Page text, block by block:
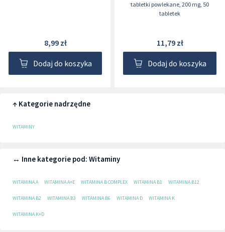
8,99 zł
Dodaj do koszyka
tabletki powlekane, 200 mg, 50
tabletek
11,79 zł
Dodaj do koszyka
↑ Kategorie nadrzędne
WITAMINY
↔ Inne kategorie pod: Witaminy
WITAMINA A WITAMINA A+E WITAMINA B COMPLEX WITAMINA B1 WITAMINA B12
WITAMINA B2 WITAMINA B3 WITAMINA B6 WITAMINA D WITAMINA K
WITAMINA K+D